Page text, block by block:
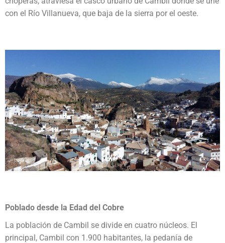
con el Río Villanueva, que baja de la sierra por el oeste.
Poblado desde la Edad del Cobre
La población de Cambil se divide en cuatro núcleos. El
principal, Cambil con 1.900 habitantes, la pedanía de